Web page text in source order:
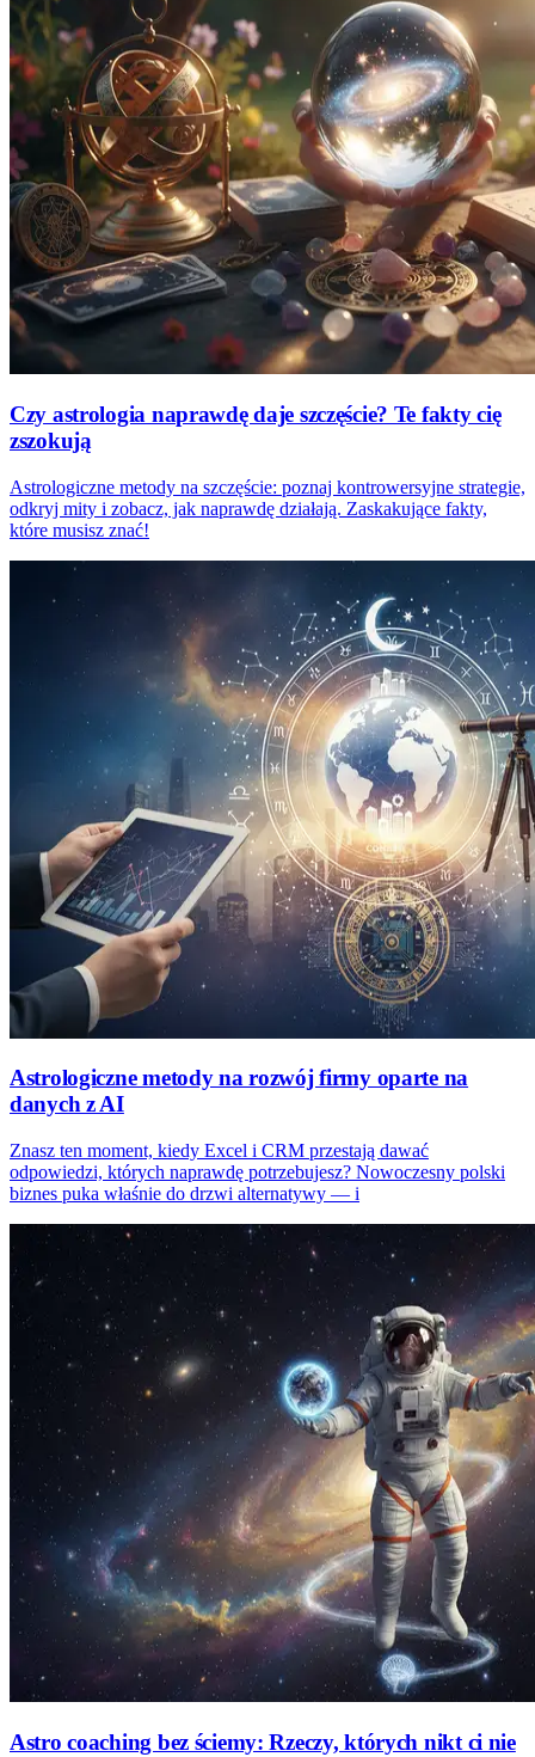
Czy astrologia naprawdę daje szczęście? Te fakty cię
zszokują
Astrologiczne metody na szczęście: poznaj kontrowersyjne strategie,
odkryj mity i zobacz, jak naprawdę działają. Zaskakujące fakty,
które musisz znać!
Astrologiczne metody na rozwój firmy oparte na
danych z AI
Znasz ten moment, kiedy Excel i CRM przestają dawać
odpowiedzi, których naprawdę potrzebujesz? Nowoczesny polski
biznes puka właśnie do drzwi alternatywy — i
Astro coaching bez ściemy: Rzeczy, których nikt ci nie